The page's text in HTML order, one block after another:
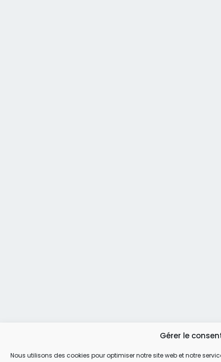
Gérer le
Nous utilisons des cookies pour optimiser notre site web et notre